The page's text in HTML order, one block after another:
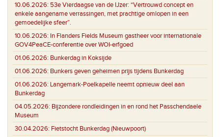
10.06.2026: 53e Vierdaagse van de IJzer: “Vertrouwd concept en
enkele aangename verrassingen, met prachtige omlopen in een
gemoedelijke sfeer”.
10.06.2026: In Flanders Fields Museum gastheer voor internationale
GOV4PeaCE-conferentie over WOI-erfgoed
01.06.2026: Bunkerdag in Koksijde
01.06.2026: Bunkers geven geheimen prijs tijdens Bunkerdag
01.06.2026: Langemark-Poelkapelle neemt opnieuw deel aan
Bunkerdag
04.05.2026: Bijzondere rondleidingen in en rond het Passchendaele
Museum
30.04.2026: Fietstocht Bunkerdag (Nieuwpoort)